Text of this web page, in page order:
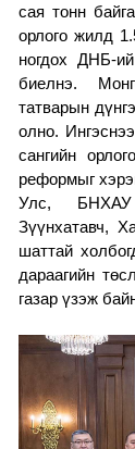
сая тонн
орлого жилд
ногдох ДНБ-
биелнэ.
татварын
олно.
сангийн
реформыг
Улс, БНХАУ
Зүүнхатавч,
шаттай
дараагийн
газар үзэж